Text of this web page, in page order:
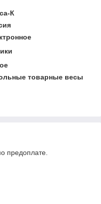
К
товарные весы
предоплате.